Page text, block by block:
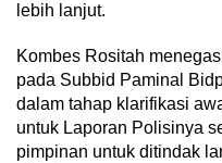
lebih lanjut.
Kombes Rositah
pada Subbid Paminal
dalam tahap klarifikasi
untuk Laporan Polisinya
pimpinan untuk ditindak